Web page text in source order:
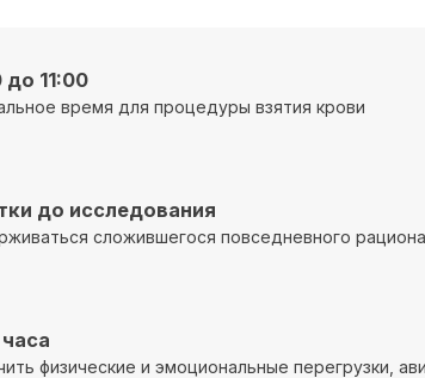
до 11:00
время для процедуры взятия крови
до исследования
сложившегося повседневного
физические и эмоциональные перегрузки,